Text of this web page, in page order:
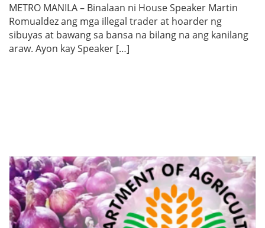
METRO MANILA – Binalaan ni House Speaker Martin
Romualdez ang mga illegal trader at hoarder ng
sibuyas at bawang sa bansa na bilang na ang kanilang
araw. Ayon kay Speaker […]